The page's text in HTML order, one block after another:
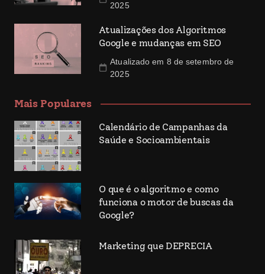
2025
Atualizações dos Algoritmos
Google e mudanças em SEO
Atualizado em 8 de setembro de
2025
Mais Populares
Calendário de Campanhas da
Saúde e Socioambientais
O que é o algoritmo e como
funciona o motor de buscas da
Google?
Marketing que DEPRECIA